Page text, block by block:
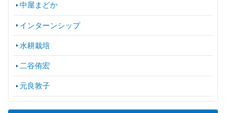
中屋まどか
インターンシップ
水耕栽培
二谷侑宏
元良敦子